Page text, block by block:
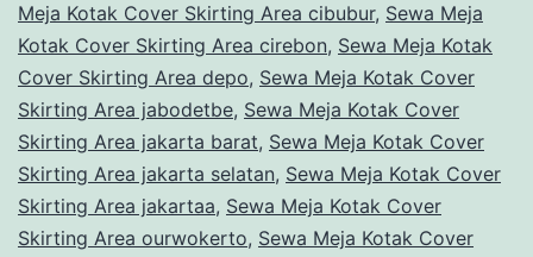
Meja Kotak Cover Skirting Area cibubur, Sewa Meja
Kotak Cover Skirting Area cirebon, Sewa Meja Kotak
Cover Skirting Area depo, Sewa Meja Kotak Cover
Skirting Area jabodetbe, Sewa Meja Kotak Cover
Skirting Area jakarta barat, Sewa Meja Kotak Cover
Skirting Area jakarta selatan, Sewa Meja Kotak Cover
Skirting Area jakartaa, Sewa Meja Kotak Cover
Skirting Area ourwokerto, Sewa Meja Kotak Cover